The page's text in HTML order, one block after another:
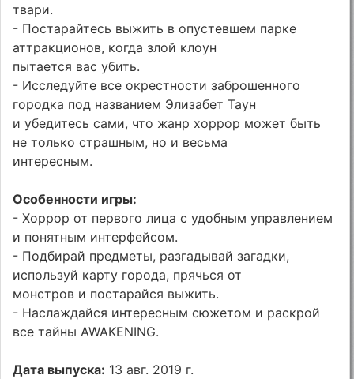
твари.
- Постарайтесь выжить в опустевшем парке
аттракционов, когда злой клоун
пытается вас убить.
- Исследуйте все окрестности заброшенного
городка под названием Элизабет Таун
и убедитесь сами, что жанр хоррор может быть
не только страшным, но и весьма
интересным.
Особенности игры:
- Хоррор от первого лица с удобным управлением
и понятным интерфейсом.
- Подбирай предметы, разгадывай загадки,
используй карту города, прячься от
монстров и постарайся выжить.
- Наслаждайся интересным сюжетом и раскрой
все тайны AWAKENING.
Дата выпуска: 13 авг. 2019 г.